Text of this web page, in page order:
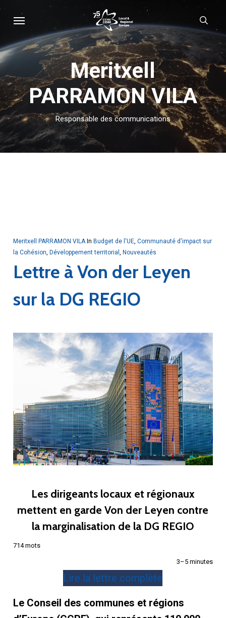
Skip
main
content
Menu
Meritxell
PARRAMON VILA
Responsable des communications
Meritxell PARRAMON VILA In Budget de l'UE, Communauté d'impact sur
la Cohésion Développement territorial Nouveautés
Lettre à Von der Leyen
sur la DG REGIO
Les dirigeants locaux et régionaux
mettent en garde Von der Leyen contre
la marginalisation de la DG REGIO
714 mots
3–5 minutes
Lire la lettre complète
Le Conseil des communes et régions